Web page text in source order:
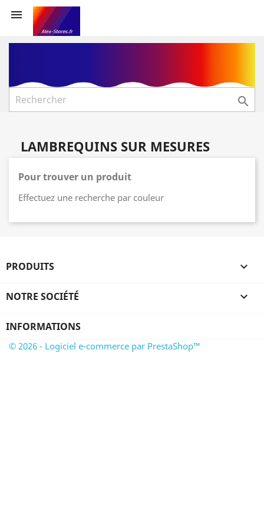


LAMBREQUINS SUR MESURES
Pour trouver un produit
Effectuez une recherche par couleur
PRODUITS 
NOTRE SOCIÉTÉ 
INFORMATIONS
© 2026 - Logiciel e-commerce par PrestaShop™